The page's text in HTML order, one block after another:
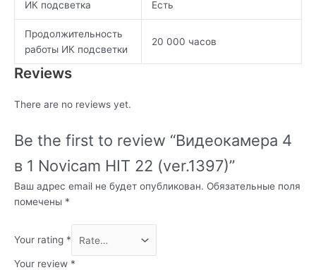
ИК подсветка Есть
Продолжительность
работы ИК подсветки
20 000 часов
Reviews
There are no reviews yet.
Be the first to review “Видеокамера 4
в 1 Novicam HIT 22 (ver.1397)”
Ваш адрес email не будет опубликован. Обязательные поля
помечены *
Your rating *
Your review *